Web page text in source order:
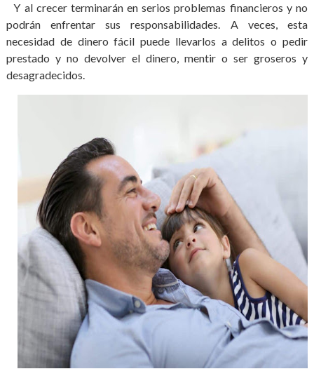
Y al crecer terminarán en serios problemas financieros y no
podrán enfrentar sus responsabilidades. A veces, esta
necesidad de dinero fácil puede llevarlos a delitos o pedir
prestado y no devolver el dinero, mentir o ser groseros y
desagradecidos.